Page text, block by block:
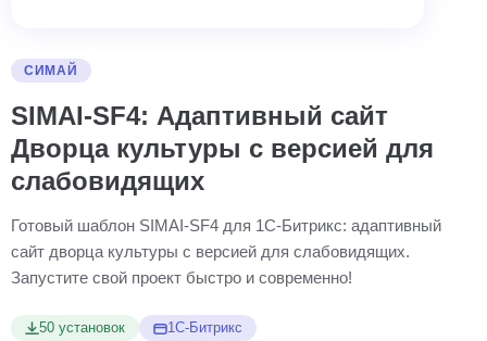
СИМАЙ
SIMAI-SF4: Адаптивный сайт
Дворца культуры с версией для
слабовидящих
Готовый шаблон SIMAI-SF4 для 1С-Битрикс: адаптивный
сайт дворца культуры с версией для слабовидящих.
Запустите свой проект быстро и современно!
50 установок 1С-Битрикс